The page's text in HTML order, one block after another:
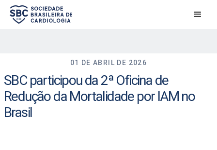
01 DE ABRIL DE 2026
SBC participou da 2ª Oficina de
Redução da Mortalidade por IAM no
Brasil